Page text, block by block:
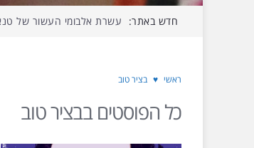
חדש באתר: עשרת אלבומי העשור של
ראשי ♥ בציר טוב
כל הפוסטים בבציר טוב